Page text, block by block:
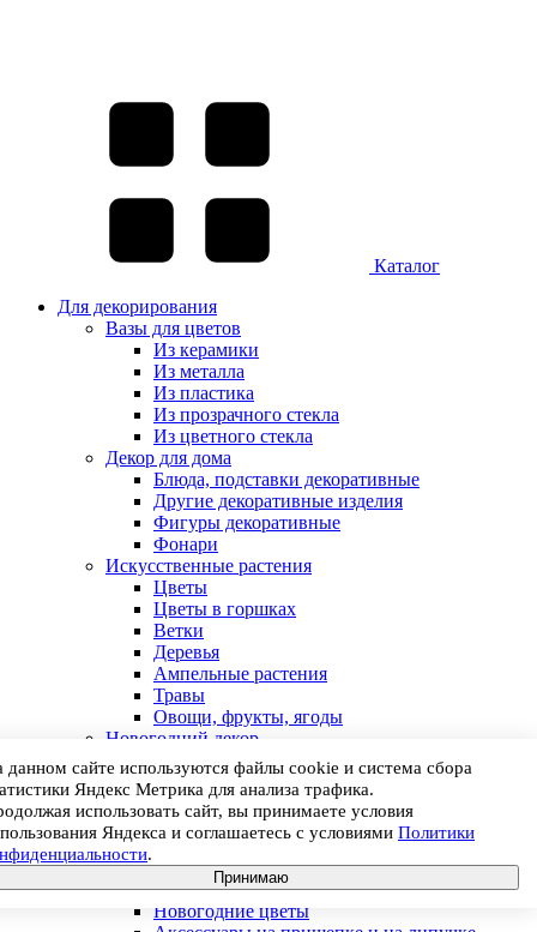
Каталог
Для декорирования
Вазы для цветов
Из керамики
Из металла
Из пластика
Из прозрачного стекла
Из цветного стекла
Декор для дома
Блюда, подставки декоративные
Другие декоративные изделия
Фигуры декоративные
Фонари
Искусственные растения
Цветы
Цветы в горшках
Ветки
Деревья
Ампельные растения
Травы
Овощи, фрукты, ягоды
Новогодний декор
Гирлянды новогодние
Елочные игрушки
Фигуры декоративные
Предметы декора интерьера
Ветки новогодние
Искусственные елки
Новогодние цветы
данном сайте используются файлы cookie и система сбора
Яндекс Метрика для анализа трафика.
использовать сайт, вы принимаете условия
Яндекса и соглашаетесь с условиями Политики
.
Принимаю